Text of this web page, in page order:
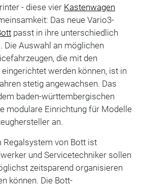
- diese vier Kastenwagen
Das neue Vario3-
passt in ihre unterschiedlich
Die Auswahl an möglichen
die mit den
werden können, ist in
stetig angewachsen. Das
baden-württembergischen
modulare Einrichtung für Modelle
an.
Regalsystem von Bott ist
und Servicetechniker sollen
zeitsparend organisieren
können. Die Bott-